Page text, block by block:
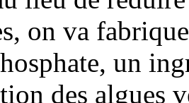
on va
un
des algues